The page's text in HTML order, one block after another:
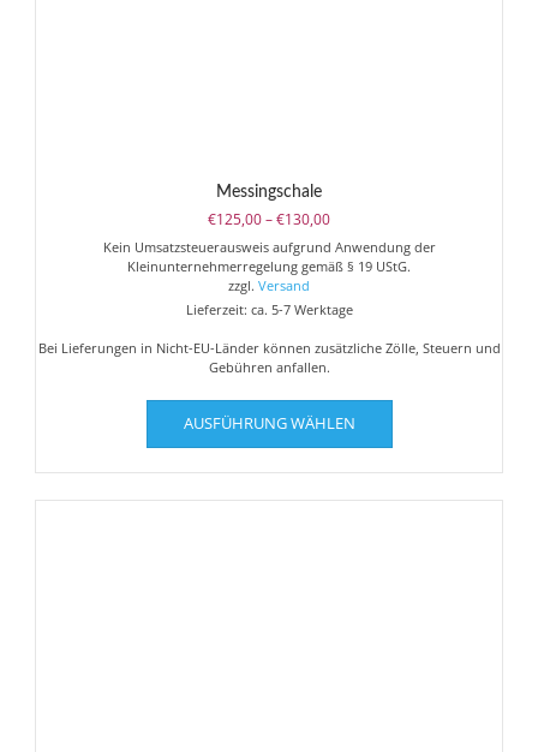
Messingschale
€125,00–€130,00Preisspanne:
€125,00
bis
Kein Umsatzsteuerausweis aufgrund Anwendung der
Kleinunternehmerregelung gemäß § 19 UStG.
zzgl. Versand
Lieferzeit: ca. 5-7 Werktage
Bei Lieferungen in Nicht-EU-Länder können zusätzliche Zölle, Steuern und
Gebühren anfallen.
AUSFÜHRUNG WÄHLEN
Dieses
weist
mehrere
Varianten